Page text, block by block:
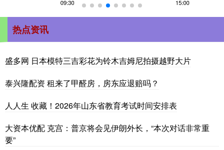
热点资讯
盛多网 日本模特三吉彩花为铃木吉姆尼拍摄越野大片
泰兴隆配资 租来了甲醛房，房东应退赔吗？
人人生 收藏！2026年山东省教育考试时间安排表
大资本优配 克宫：普京将会见伊朗外长，“本次对话非常重
要”